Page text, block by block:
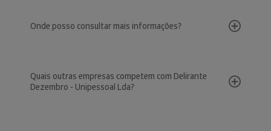
Onde posso consultar mais informações?
Quais outras empresas competem com Delirante
Dezembro - Unipessoal Lda?